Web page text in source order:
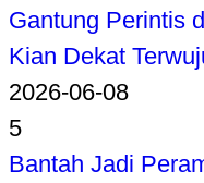
Gantung Perintis
Kian Dekat
2026-06-08
5
Bantah Jadi